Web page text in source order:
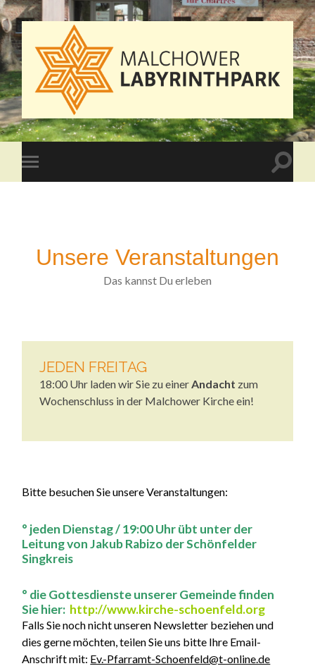
Malchower
Labyrinthpark
Mobile-
Menü
Unsere Veranstaltungen
Das kannst Du erleben
JEDEN FREITAG
18:00 Uhr laden wir Sie zu einer Andacht zum
Wochenschluss in der Malchower Kirche ein!
Bitte besuchen Sie unsere Veranstaltungen:
° jeden Dienstag / 19:00 Uhr übt unter der
Leitung von Jakub Rabizo der Schönfelder
Singkreis
° die Gottesdienste unserer Gemeinde finden
Sie hier: http://www.kirche-schoenfeld.org
Falls Sie noch nicht unseren Newsletter beziehen und
dies gerne möchten, teilen Sie uns bitte Ihre Email-
Anschrift mit: Ev.-Pfarramt-Schoenfeld@t-online.de